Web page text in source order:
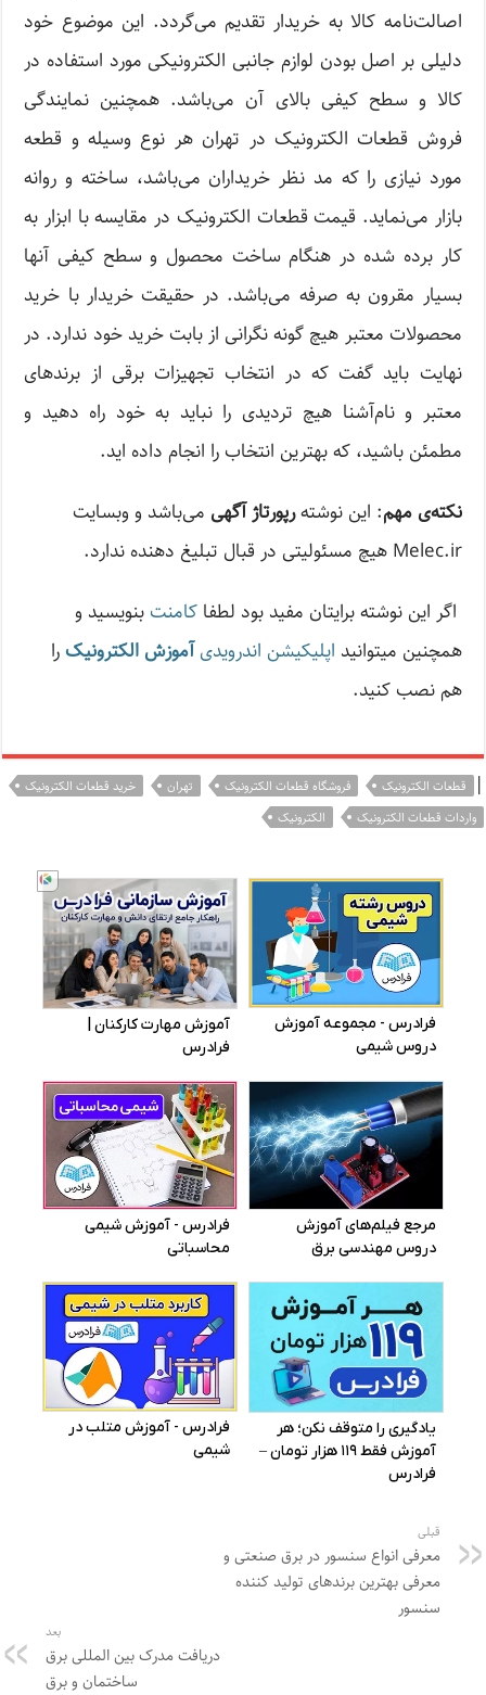
اصالت‌نامه کالا به خریدار تقدیم می‌گردد. این موضوع خود
دلیلی بر اصل بودن لوازم جانبی الکترونیکی مورد استفاده در
کالا و سطح کیفی بالای آن می‌باشد. همچنین نمایندگی
فروش قطعات الکترونیک در تهران هر نوع وسیله و قطعه
مورد نیازی را که مد نظر خریداران می‌باشد، ساخته و روانه
بازار می‌نماید. قیمت قطعات الکترونیک در مقایسه با ابزار به
کار برده شده در هنگام ساخت محصول و سطح کیفی آنها
بسیار مقرون به صرفه می‌باشد. در حقیقت خریدار با خرید
محصولات معتبر هیچ گونه نگرانی از بابت خرید خود ندارد. در
نهایت باید گفت که در انتخاب تجهیزات برقی از برندهای
معتبر و نام‌آشنا هیچ تردیدی را نباید به خود راه دهید و
مطمئن باشید، که بهترین انتخاب را انجام داده اید.
نکته‌ی مهم: این نوشتهرپورتاژ آگهی می‌باشد و وبسایت‌
Melec.ir هیچ مسئولیتی در قبال تبلیغ دهنده ندارد.
اگر این نوشته‌ برایتان مفید بود لطفاکامنت بنویسید و
همچنین میتوانید اپلیکیشن اندرویدیآموزش الکترونیک را
هم نصب کنید.
| قطعات الکترونیک فروشگاه قطعات الکترونیک تهران
خرید قطعات الکترونیک
واردات قطعات الکترونیک
الکترونیک
قبلی
معرفی انواع سنسور در برق صنعتی و
معرفی بهترین برندهای تولید کننده
سنسور
بعد
دریافت مدرک بین المللی برق
ساختمان و برق